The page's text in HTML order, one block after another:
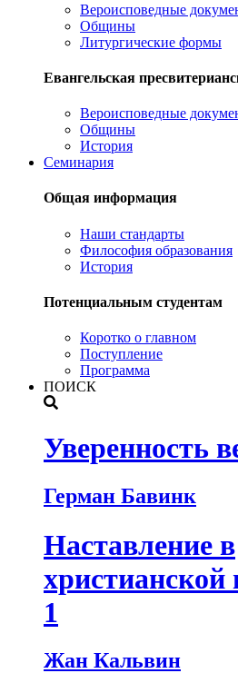
Вероисповедные
Общины
Литургические формы
Евангельская
Вероисповедные
Общины
История
Семинария
Общая информация
Наши стандарты
Философия образования
История
Потенциальным студентам
Коротко о главном
Поступление
Программа
ПОИСК
Уверенность
Герман Бавинк
Наставление в
христианской
1
Жан Кальвин